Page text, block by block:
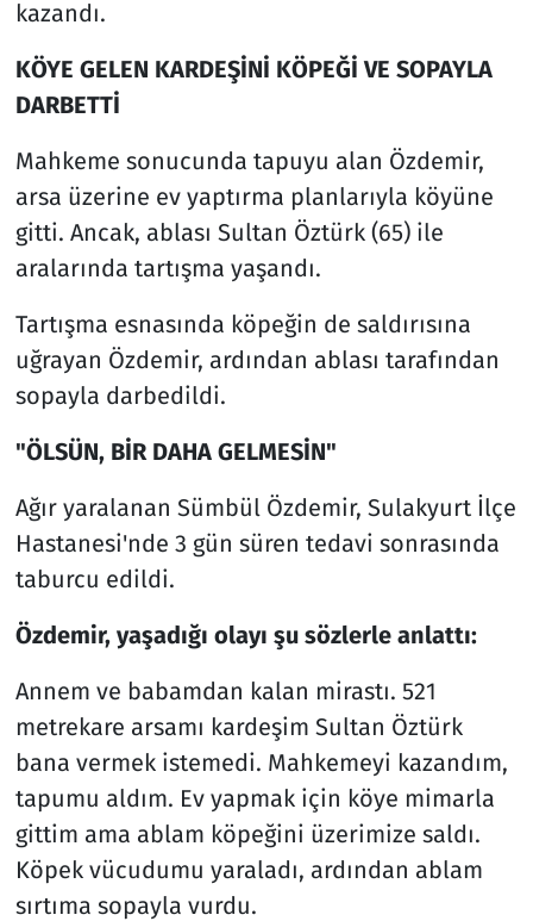
kazandı.
KÖYE GELEN KARDEŞİNİ KÖPEĞİ VE SOPAYLA
DARBETTİ
Mahkeme sonucunda tapuyu alan Özdemir,
arsa üzerine ev yaptırma planlarıyla köyüne
gitti. Ancak, ablası Sultan Öztürk (65) ile
aralarında tartışma yaşandı.
Tartışma esnasında köpeğin de saldırısına
uğrayan Özdemir, ardından ablası tarafından
sopayla darbedildi.
"ÖLSÜN, BİR DAHA GELMESİN"
Ağır yaralanan Sümbül Özdemir, Sulakyurt İlçe
Hastanesi'nde 3 gün süren tedavi sonrasında
taburcu edildi.
Özdemir, yaşadığı olayı şu sözlerle anlattı:
Annem ve babamdan kalan mirastı. 521
metrekare arsamı kardeşim Sultan Öztürk
bana vermek istemedi. Mahkemeyi kazandım,
tapumu aldım. Ev yapmak için köye mimarla
gittim ama ablam köpeğini üzerimize saldı.
Köpek vücudumu yaraladı, ardından ablam
sırtıma sopayla vurdu.